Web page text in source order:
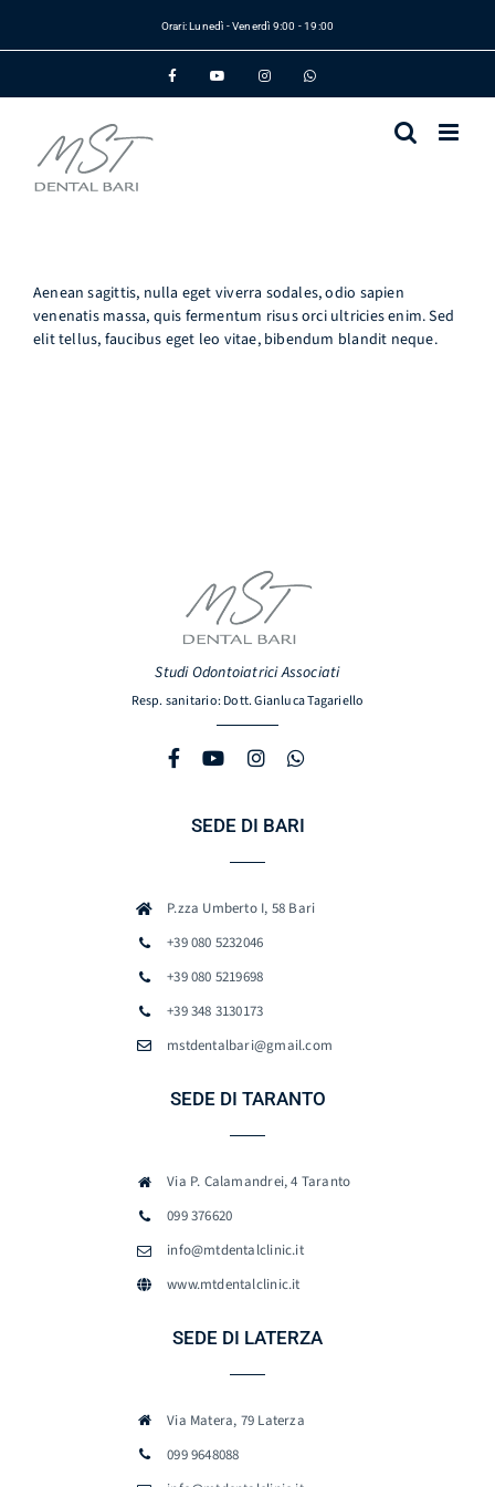
contenuto
Orari: Lunedì - Venerdì 9:00 - 19:00
Facebook YouTubeInstagramWhatsApp
Aenean sagittis, nulla eget viverra sodales, odio sapien
venenatis massa, quis fermentum risus orci ultricies enim. Sed
elit tellus, faucibus eget leo vitae, bibendum blandit neque.
Studi Odontoiatrici Associati
Resp. sanitario: Dott. Gianluca Tagariello
SEDE DI BARI
P.zza Umberto I, 58 Bari
+39 080 5232046
+39 080 5219698
+39 348 3130173
mstdentalbari@gmail.com
SEDE DI TARANTO
Via P. Calamandrei, 4 Taranto
099 376620
info@mtdentalclinic.it
www.mtdentalclinic.it
SEDE DI LATERZA
Via Matera, 79 Laterza
099 9648088